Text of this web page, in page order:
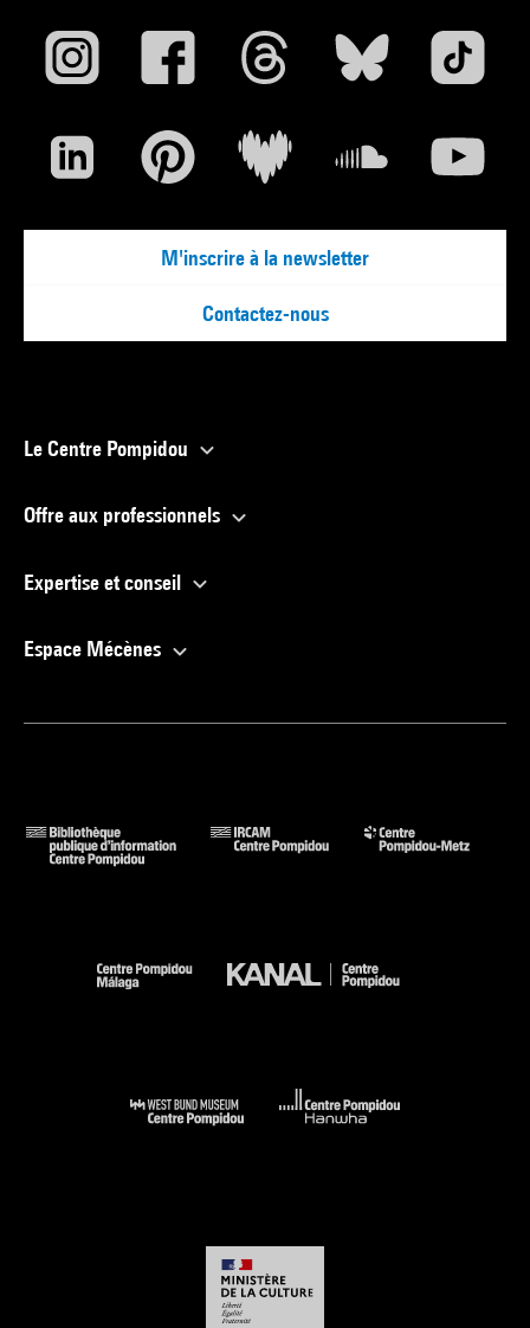
M'inscrire à la newsletter
Contactez-nous
Le Centre Pompidou
Offre aux professionnels
Expertise et conseil
Espace Mécènes